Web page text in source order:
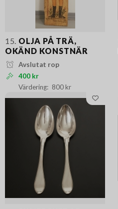
15. OLJA PÅ TRÄ,
OKÄND KONSTNÄR
Avslutat rop
400 kr
800 kr